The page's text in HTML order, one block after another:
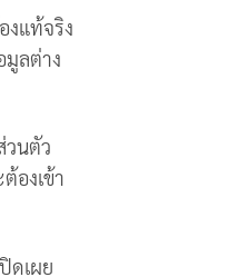
งแท้จริง
มูลต่าง
วนตัว
องเข้า
ดเผย